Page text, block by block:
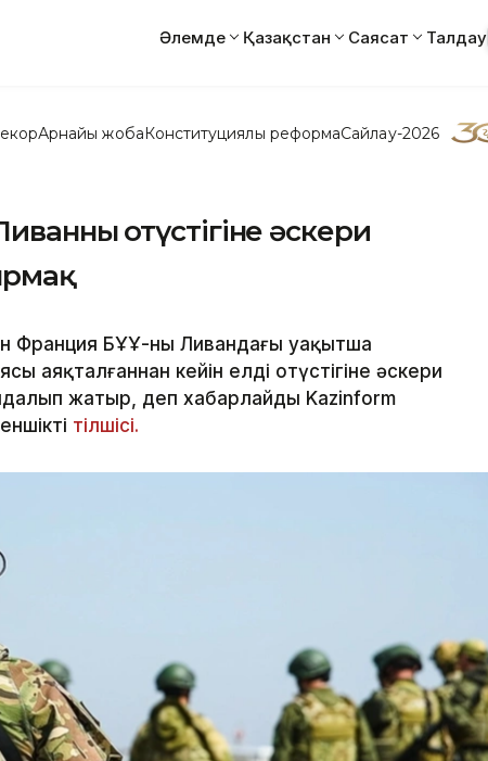
Әлемде Қазақстан Саясат Талдау
Арнайы жобаКонституциялық реформаСайлау-2026
оңтүстігіне әскери
Франция БҰҰ-ның Ливандағы уақытша
аяқталғаннан кейін елдің оңтүстігіне әскери
жатыр, деп хабарлайды Kazinform
тілшісі.